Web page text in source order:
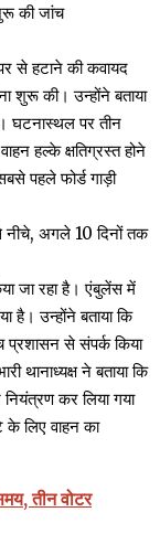
की जांच
पर से हटाने की कवायद
शुरू की। उन्होंने बताया
घटनास्थल पर तीन
हल्के क्षतिग्रस्त होने
पहले फोर्ड गाड़ी
नीचे, अगले 10 दिनों तक
जा रहा है। एंबुलेंस में
है। उन्होंने बताया कि
से संपर्क किया
थानाध्यक्ष ने बताया कि
नियंत्रण कर लिया गया
के लिए वाहन का
तीन वोटर